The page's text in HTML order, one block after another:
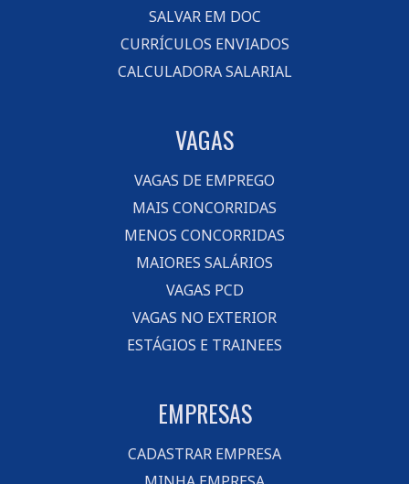
SALVAR EM DOC
CURRÍCULOS ENVIADOS
CALCULADORA SALARIAL
VAGAS
VAGAS DE EMPREGO
MAIS CONCORRIDAS
MENOS CONCORRIDAS
MAIORES SALÁRIOS
VAGAS PCD
VAGAS NO EXTERIOR
ESTÁGIOS E TRAINEES
EMPRESAS
CADASTRAR EMPRESA